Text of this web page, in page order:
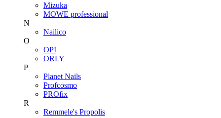
Mizuka
MOWE professional
N
Nailico
O
OPI
ORLY
P
Planet Nails
Profcosmo
PROfix
R
Remmele's Propolis